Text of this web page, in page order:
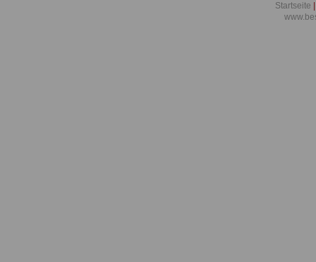
Startseite